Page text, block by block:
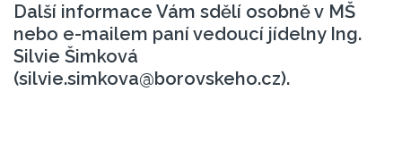
Další informace Vám sdělí osobně v MŠ
nebo e-mailem paní vedoucí jídelny Ing.
Silvie Šimková
(silvie.simkova@borovskeho.cz).